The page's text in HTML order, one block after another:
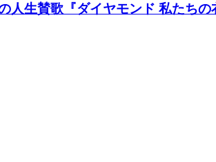
人生賛歌『ダイヤモンド 私たちの